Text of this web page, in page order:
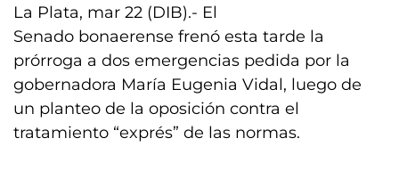
La Plata, mar 22 (DIB).- El
Senado bonaerense frenó esta tarde la
prórroga a dos emergencias pedida por la
gobernadora María Eugenia Vidal, luego de
un planteo de la oposición contra el
tratamiento “exprés” de las normas.